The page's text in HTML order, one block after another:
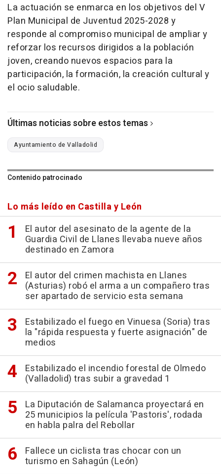
La actuación se enmarca en los objetivos del V
Plan Municipal de Juventud 2025-2028 y
responde al compromiso municipal de ampliar y
reforzar los recursos dirigidos a la población
joven, creando nuevos espacios para la
participación, la formación, la creación cultural y
el ocio saludable.
Últimas noticias sobre estos temas
Ayuntamiento de Valladolid
Contenido patrocinado
Lo más leído en Castilla y León
El autor del asesinato de la agente de la
Guardia Civil de Llanes llevaba nueve años
destinado en Zamora
El autor del crimen machista en Llanes
(Asturias) robó el arma a un compañero tras
ser apartado de servicio esta semana
Estabilizado el fuego en Vinuesa (Soria) tras
la "rápida respuesta y fuerte asignación" de
medios
Estabilizado el incendio forestal de Olmedo
(Valladolid) tras subir a gravedad 1
La Diputación de Salamanca proyectará en
25 municipios la película 'Pastoris', rodada
en habla palra del Rebollar
Fallece un ciclista tras chocar con un
turismo en Sahagún (León)